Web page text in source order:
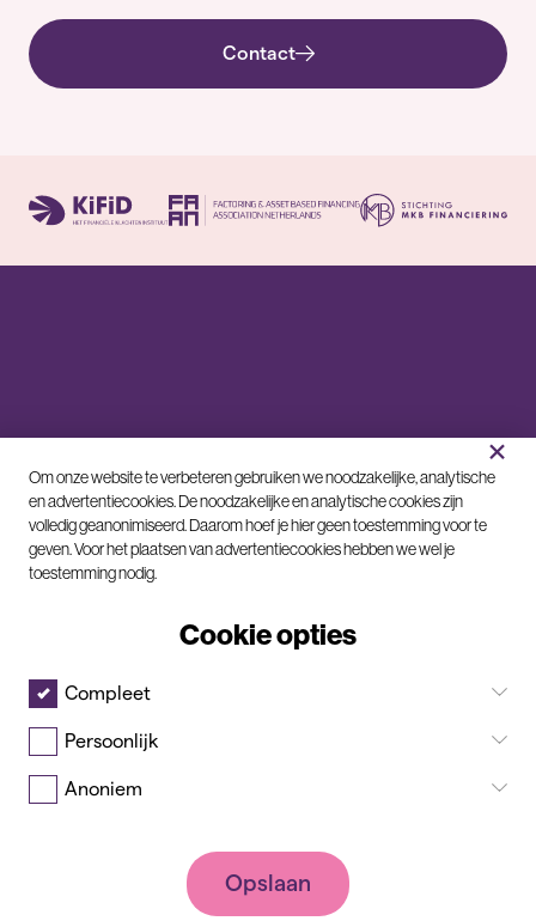
C
o
o
k
d
i
n
g
×
Om onze website te verbeteren gebruiken we noodzakelijke, analytische
en advertentiecookies. De noodzakelijke en analytische cookies zijn
volledig geanonimiseerd. Daarom hoef je hier geen toestemming voor te
geven. Voor het plaatsen van advertentiecookies hebben we wel je
toestemming nodig.
Cookie opties
Compleet
Persoonlijk
Anoniem
Opslaan
Contact
© 2026
Voldaan
Klachtenprocedure